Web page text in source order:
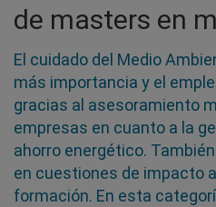
de masters en
El cuidado del Medio
más importancia y el
gracias al asesoramiento
empresas en cuanto a la
ahorro energético.
en cuestiones de impacto
formación. En esta